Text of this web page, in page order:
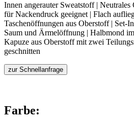
Innen angerauter Sweatstoff |
für Nackendruck geeignet | Flach
Taschenöffnungen aus Oberstoff | Set-
Saum und Ärmelöffnung | Halbmond
Kapuze aus Oberstoff mit zwei
geschnitten
zur Schnellanfrage
Farbe: